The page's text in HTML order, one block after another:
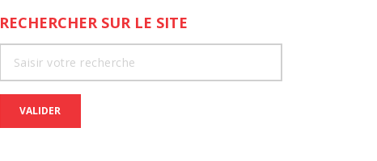
RECHERCHER SUR LE SITE
VALIDER